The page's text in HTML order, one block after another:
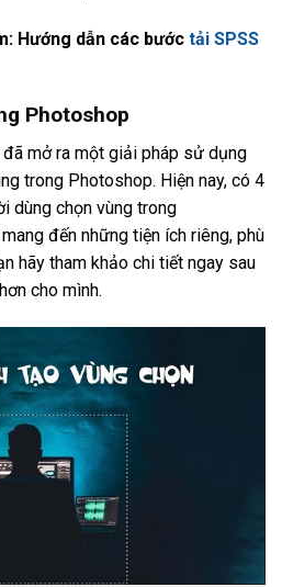
Hướng dẫn các bước tải SPSS
Photoshop
mở ra một giải pháp sử dụng
trong Photoshop. Hiện nay, có 4
dùng chọn vùng trong
đến những tiện ích riêng, phù
hãy tham khảo chi tiết ngay sau
cho mình.